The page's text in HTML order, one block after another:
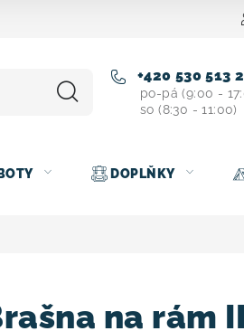
+420 530 513
po-pá (9:00 -
so (8:30 - 11:00)
DOPLŇKY
na rám